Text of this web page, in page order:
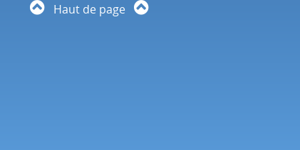
Haut de page